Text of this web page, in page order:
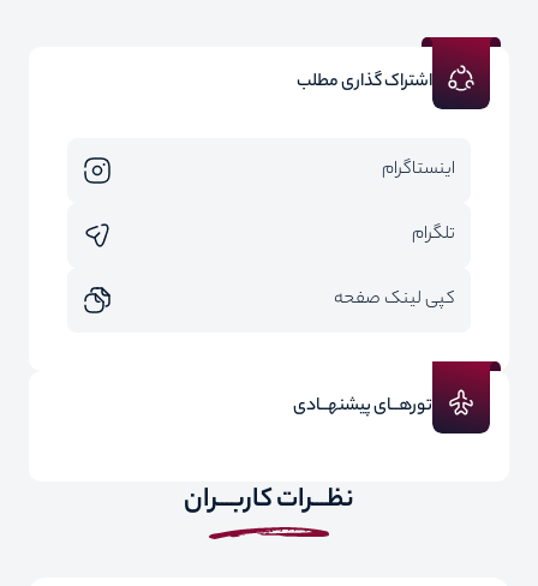
اشتراک گذاری مطلب
اینستاگرام
تلگرام
کپی لینک صفحه
تورهــای پیشنهــادی
نظـــرات کاربـــران